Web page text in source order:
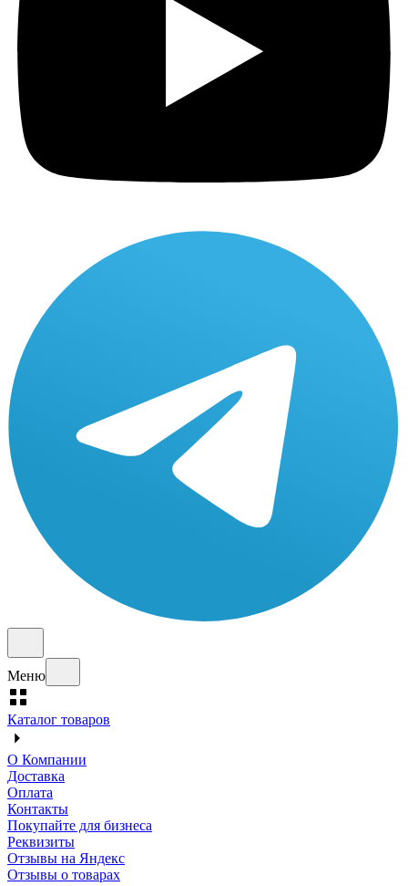
Меню
Каталог товаров
О Компании
Доставка
Оплата
Контакты
Покупайте для бизнеса
Реквизиты
Отзывы на Яндекс
Отзывы о товарах